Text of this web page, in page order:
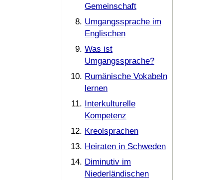
Gemeinschaft
Umgangssprache im
Englischen
Was ist
Umgangssprache?
Rumänische Vokabeln
lernen
Interkulturelle
Kompetenz
Kreolsprachen
Heiraten in Schweden
Diminutiv im
Niederländischen